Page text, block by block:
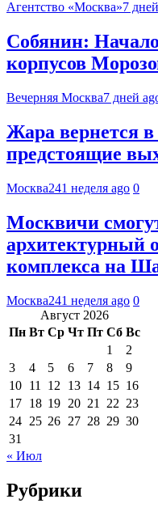
Агентство «Москва»7
Собянин:
корпусов
Вечерняя Москва7 дней
Жара вернется
предстоящие
Москва241 неделя ago 0
Москвичи
архитектурный
комплекса на
Москва241 неделя ago 0
Август 2026
Пн Вт Ср Чт Пт Сб Вс
1
2
3
4 5 6 7 8
9
10 11 12 13 14 15 16
17 18 19 20 21 22 23
24 25 26 27 28 29 30
31
« Июл
Рубрики